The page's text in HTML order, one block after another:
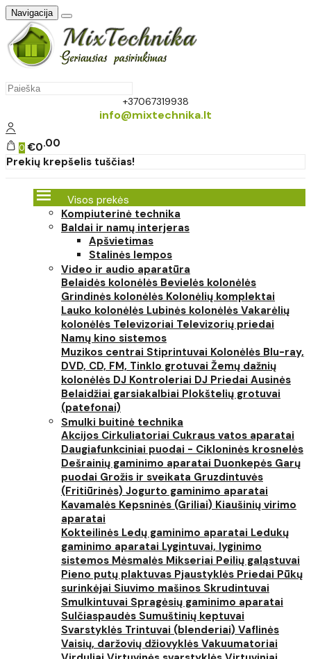
Navigacija
+37067319938
info@mixtechnika.lt
0 €0 00
Prekių krepšelis tuščias!
Visos prekės
Kompiuterinė technika
Baldai ir namų interjeras
Apšvietimas
Stalinės lempos
Video ir audio aparatūra
Belaidės kolonėlės Bevielės kolonėlės
Grindinės kolonėlės Kolonėlių komplektai
Lauko kolonėlės Lubinės kolonėlės Vakarėlių
kolonėlės Televizoriai Televizorių priedai
Namų kino sistemos
Muzikos centrai Stiprintuvai Kolonėlės Blu-ray,
DVD, CD, FM, Tinklo grotuvai Žemų dažnių
kolonėlės DJ Kontroleriai DJ Priedai Ausinės
Belaidžiai garsiakalbiai Plokštelių grotuvai
(patefonai)
Smulki buitinė technika
Akcijos Cirkuliatoriai Cukraus vatos aparatai
Daugiafunkciniai puodai - Cikloninės krosnelės
Dešrainių gaminimo aparatai Duonkepės Garų
puodai Grožis ir sveikata Gruzdintuvės
(Fritiūrinės) Jogurto gaminimo aparatai
Kavamalės Kepsninės (Griliai) Kiaušinių virimo
aparatai
Kokteilinės Ledų gaminimo aparatai Ledukų
gaminimo aparatai Lygintuvai, lyginimo
sistemos Mėsmalės Mikseriai Peilių galąstuvai
Pieno putų plaktuvas Pjaustyklės Priedai Pūkų
surinkėjai Siuvimo mašinos Skrudintuvai
Smulkintuvai Spragėsių gaminimo aparatai
Sulčiaspaudės Sumuštinių keptuvai
Svarstyklės Trintuvai (blenderiai) Vaflinės
Vaisių, daržovių džiovyklės Vakuumatoriai